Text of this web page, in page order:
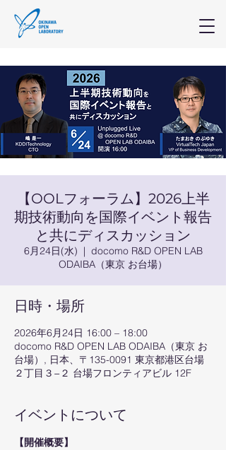
【OOLフォーラム】2026上半
期技術動向を国際イベント報告
と共にディスカッション
6月24日(水)
  |
docomo R&D OPEN LAB
ODAIBA（東京 お台場）
日時・場所
2026年6月24日 16:00 – 18:00
docomo R&D OPEN LAB ODAIBA（東京 お
台場）, 日本、〒135-0091 東京都港区台場
２丁目３−２ 台場フロンティアビル 12F
イベントについて
【開催概要】